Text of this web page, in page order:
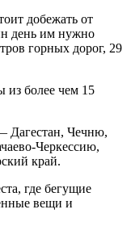
добежать от
день им нужно
горных дорог, 29
из более чем 15
Дагестан, Чечню,
Черкессию,
край.
где бегущие
вещи и